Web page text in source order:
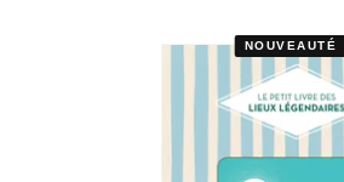
NOUVEAUTÉ